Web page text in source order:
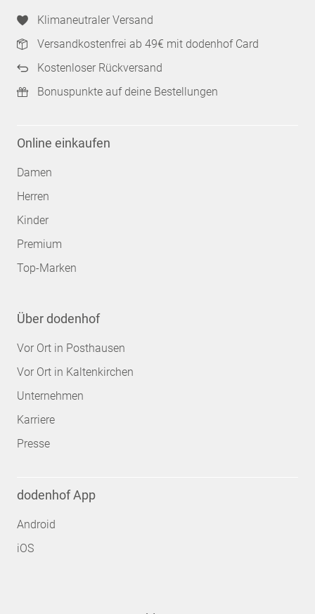
Klimaneutraler Versand
Versandkostenfrei ab 49€ mit dodenhof Card
Kostenloser Rückversand
Bonuspunkte auf deine Bestellungen
Online einkaufen
Damen
Herren
Kinder
Premium
Top-Marken
Über dodenhof
Vor Ort in Posthausen
Vor Ort in Kaltenkirchen
Unternehmen
Karriere
Presse
dodenhof App
Android
iOS